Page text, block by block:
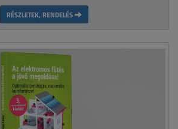
RÉSZLETEK, RENDELÉS